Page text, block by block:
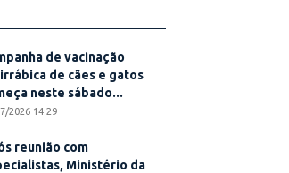
de vacinação
de cães e gatos
neste sábado...
2026 14:29
reunião com
Ministério da